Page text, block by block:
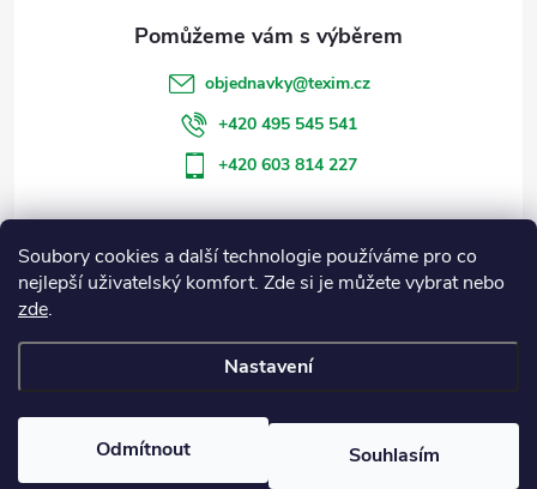
Soubory cookies a další technologie používáme pro co
nejlepší uživatelský komfort. Zde si je můžete vybrat nebo
zde.
Nastavení
Odmítnout Souhlasím
Informace pro vás
Blog
objednavky@texim.cz
+420 495 545 541
+420 603 814 227
Eshop Texim. Všechna práva vyhrazena.